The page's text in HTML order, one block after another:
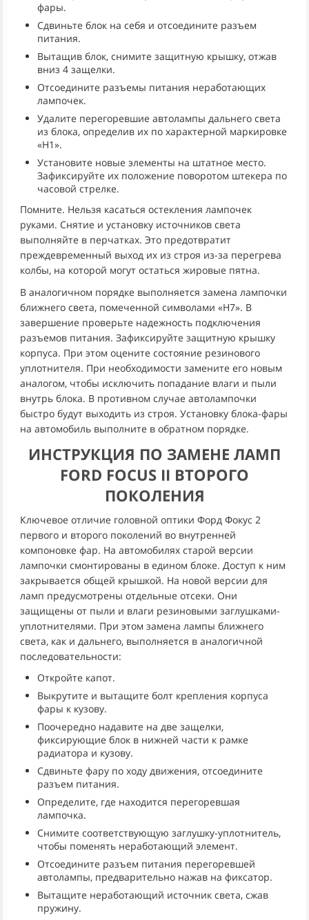
фары.
Сдвиньте блок на себя и отсоедините разъем
питания.
Вытащив блок, снимите защитную крышку, отжав
вниз 4 защелки.
Отсоедините разъемы питания неработающих
лампочек.
Удалите перегоревшие автолампы дальнего света
из блока, определив их по характерной маркировке
«Н1».
Установите новые элементы на штатное место.
Зафиксируйте их положение поворотом штекера по
часовой стрелке.
Помните. Нельзя касаться остекления лампочек
руками. Снятие и установку источников света
выполняйте в перчатках. Это предотвратит
преждевременный выход их из строя из-за перегрева
колбы, на которой могут остаться жировые пятна.
В аналогичном порядке выполняется замена лампочки
ближнего света, помеченной символами «Н7». В
завершение проверьте надежность подключения
разъемов питания. Зафиксируйте защитную крышку
корпуса. При этом оцените состояние резинового
уплотнителя. При необходимости замените его новым
аналогом, чтобы исключить попадание влаги и пыли
внутрь блока. В противном случае автолампочки
быстро будут выходить из строя. Установку блока-фары
на автомобиль выполните в обратном порядке.
ИНСТРУКЦИЯ ПО ЗАМЕНЕ ЛАМП
FORD FOCUS II ВТОРОГО
ПОКОЛЕНИЯ
Ключевое отличие головной оптики Форд Фокус 2
первого и второго поколений во внутренней
компоновке фар. На автомобилях старой версии
лампочки смонтированы в едином блоке. Доступ к ним
закрывается общей крышкой. На новой версии для
ламп предусмотрены отдельные отсеки. Они
защищены от пыли и влаги резиновыми заглушками-
уплотнителями. При этом замена лампы ближнего
света, как и дальнего, выполняется в аналогичной
последовательности:
Откройте капот.
Выкрутите и вытащите болт крепления корпуса
фары к кузову.
Поочередно надавите на две защелки,
фиксирующие блок в нижней части к рамке
радиатора и кузову.
Сдвиньте фару по ходу движения, отсоедините
разъем питания.
Определите, где находится перегоревшая
лампочка.
Снимите соответствующую заглушку-уплотнитель,
чтобы поменять неработающий элемент.
Отсоедините разъем питания перегоревшей
автолампы, предварительно нажав на фиксатор.
Вытащите неработающий источник света, сжав
пружину.